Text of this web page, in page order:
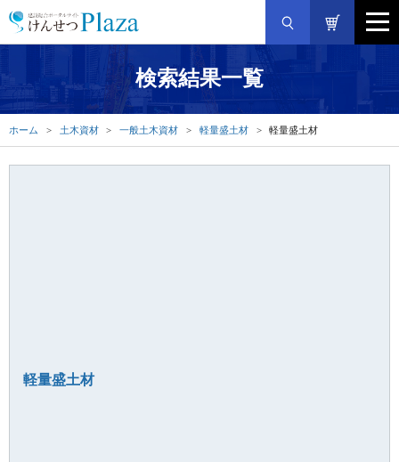
検索結果一覧
ホーム 土木資材 一般土木資材 軽量盛土材 軽量盛土材
軽量盛土材